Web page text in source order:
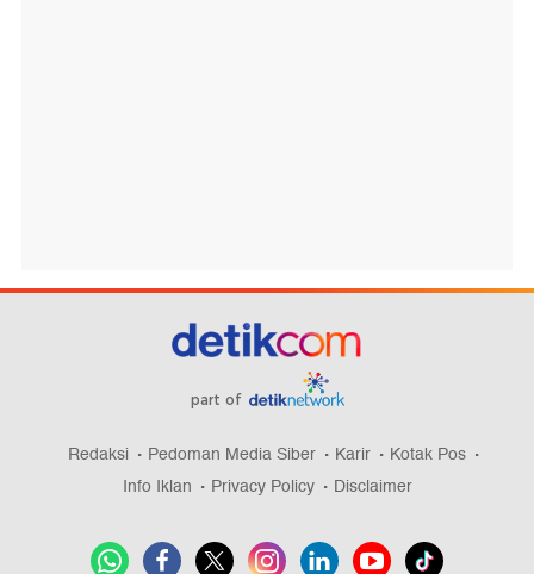
part of
Redaksi Pedoman Media Siber Karir
Kotak Pos
Info Iklan
Privacy Policy Disclaimer